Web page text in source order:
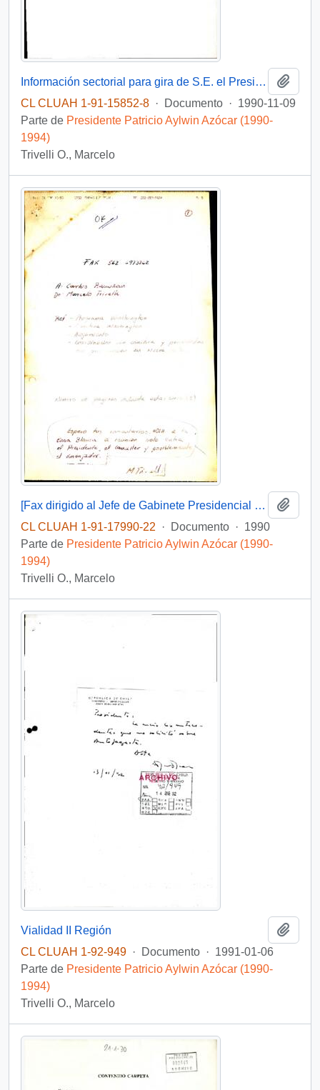
Información sectorial para gira de S.E. el Presidente de la República a la región de Tarapacá
CL CLUAH 1-91-15852-8 · Documento · 1990-11-09
Parte de Presidente Patricio Aylwin Azócar (1990-
1994)
Trivelli O., Marcelo
[Fax dirigido al Jefe de Gabinete Presidencial sobre programa y comitiva Washington]
CL CLUAH 1-91-17990-22
· Documento · 1990
Parte de Presidente Patricio Aylwin Azócar (1990-
1994)
Trivelli O., Marcelo
Vialidad II Región
CL CLUAH 1-92-949 · Documento · 1991-01-06
Parte de Presidente Patricio Aylwin Azócar (1990-
1994)
Trivelli O., Marcelo